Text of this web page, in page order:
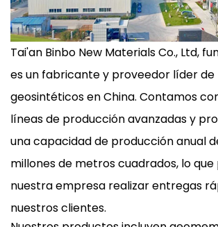
Tai'an Binbo New Materials Co., Ltd,
es un fabricante y proveedor líder
geosintéticos en China. Contamos
líneas de producción avanzadas y
una capacidad de producción anual
millones de metros cuadrados, lo
nuestra empresa realizar entregas
nuestros clientes.